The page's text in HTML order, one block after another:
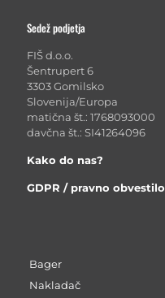
Sedež podjetja
FIŠ d.o.o.
Šentrupert 6
3303 Gomilsko
Slovenija/Europa
matična št.: 1768093000
davčna št.: SI41264096
Kako do nas?
GDPR / pravno obvestilo
Bager
Nakladač